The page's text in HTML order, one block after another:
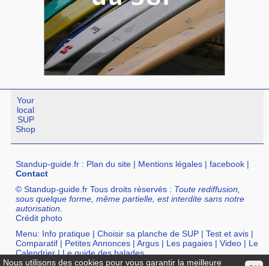
Your
local
SUP
Shop
Standup-guide.fr : Plan du site | Mentions légales |facebook |
Contact
© Standup-guide.fr Tous droits réservés : Toute rediffusion,
sous quelque forme, même partielle, est interdite sans notre
autorisation.
Crédit photo
Menu: Info pratique |Choisir sa planche de SUP |Test et avis |
Comparatif | Petites Annonces |Argus | Les pagaies |Video | Le
Calendrier|Le guide des balades
Nous utilisons des cookies pour vous garantir la meilleure